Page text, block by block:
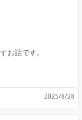
お話です。
2025/8/28